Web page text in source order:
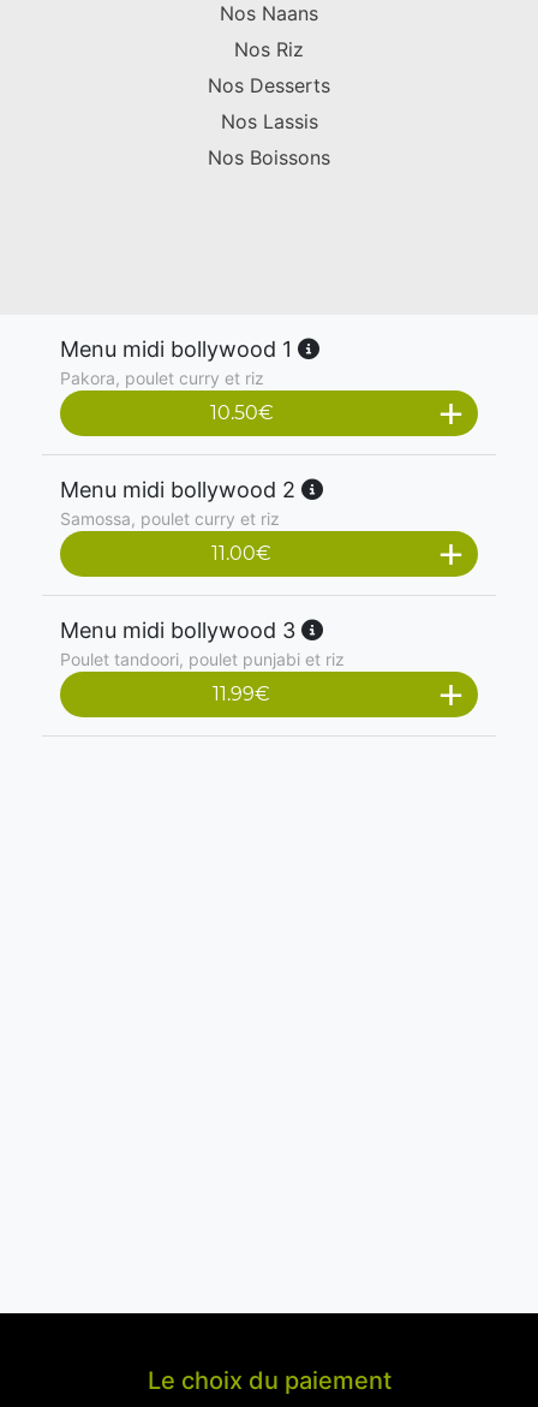
Nos Naans
Nos Riz
Nos Desserts
Nos Lassis
Nos Boissons
Menu midi bollywood 1
Pakora, poulet curry et riz
10.50€
Menu midi bollywood 2
Samossa, poulet curry et riz
11.00€
Menu midi bollywood 3
Poulet tandoori, poulet punjabi et riz
11.99€
Le choix du paiement